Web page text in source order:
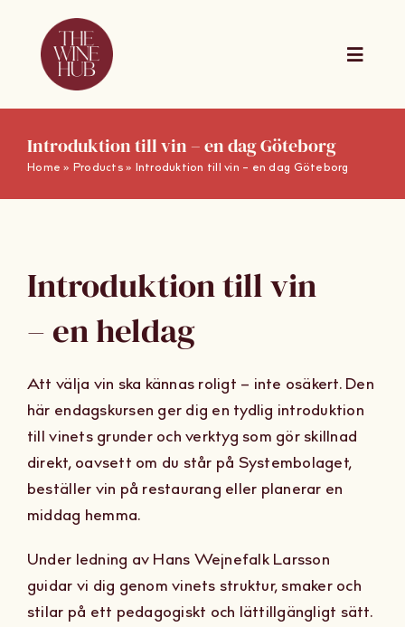
content
Toggle
Om Oss
Kontakt
Introduktion till vin – en dag Göteborg
Home » Products» Introduktion till vin – en dag Göteborg
Introduktion till vin
– en heldag
Att välja vin ska kännas roligt – inte osäkert. Den
här endagskursen ger dig en tydlig introduktion
till vinets grunder och verktyg som gör skillnad
direkt, oavsett om du står på Systembolaget,
beställer vin på restaurang eller planerar en
middag hemma.
Under ledning av Hans Wejnefalk Larsson
guidar vi dig genom vinets struktur, smaker och
stilar på ett pedagogiskt och lättillgängligt sätt.